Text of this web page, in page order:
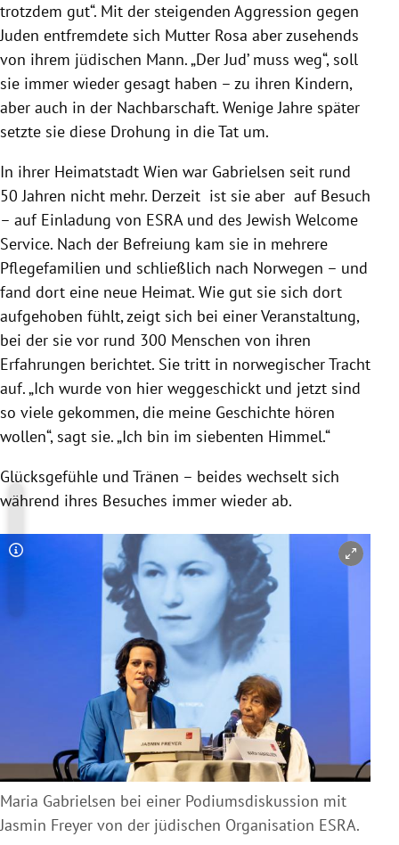
trotzdem gut“. Mit der steigenden Aggression gegen
Juden entfremdete sich Mutter Rosa aber zusehends
von ihrem jüdischen Mann. „Der Jud’ muss weg“, soll
sie immer wieder gesagt haben – zu ihren Kindern,
aber auch in der Nachbarschaft. Wenige Jahre später
setzte sie diese Drohung in die Tat um.
In ihrer Heimatstadt Wien war Gabrielsen seit rund
50 Jahren nicht mehr. Derzeit ist sie aber auf Besuch
– auf Einladung von ESRA und des Jewish Welcome
Service. Nach der Befreiung kam sie in mehrere
Pflegefamilien und schließlich nach Norwegen – und
fand dort eine neue Heimat. Wie gut sie sich dort
aufgehoben fühlt, zeigt sich bei einer Veranstaltung,
bei der sie vor rund 300 Menschen von ihren
Erfahrungen berichtet. Sie tritt in norwegischer Tracht
auf. „Ich wurde von hier weggeschickt und jetzt sind
so viele gekommen, die meine Geschichte hören
wollen“, sagt sie. „Ich bin im siebenten Himmel.“
Glücksgefühle und Tränen – beides wechselt sich
während ihres Besuches immer wieder ab.
Copyright-Hinweis öffnen/schließen
Maria Gabrielsen bei einer Podiumsdiskussion mit
Jasmin Freyer von der jüdischen Organisation ESRA.